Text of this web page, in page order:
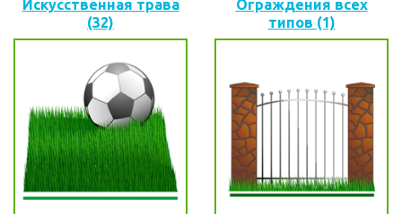
Искусственная трава
(32)
Ограждения всех
типов (1)